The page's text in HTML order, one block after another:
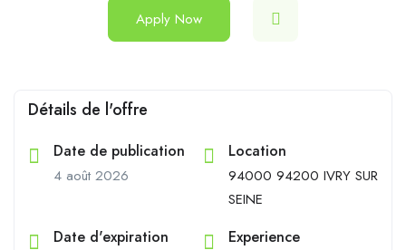
Apply Now
Détails de l'offre
Date de publication
4 août 2026
Location
94000 94200 IVRY SUR
SEINE
Date d'expiration Experience